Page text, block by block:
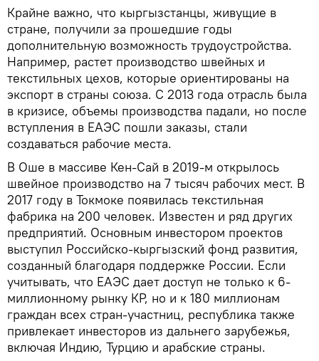
Крайне важно, что кыргызстанцы, живущие в
стране, получили за прошедшие годы
дополнительную возможность трудоустройства.
Например, растет производство швейных и
текстильных цехов, которые ориентированы на
экспорт в страны союза. С 2013 года отрасль была
в кризисе, объемы производства падали, но после
вступления в ЕАЭС пошли заказы, стали
создаваться рабочие места.
В Оше в массиве Кен-Сай в 2019-м открылось
швейное производство на 7 тысяч рабочих мест. В
2017 году в Токмоке появилась текстильная
фабрика на 200 человек. Известен и ряд других
предприятий. Основным инвестором проектов
выступил Российско-кыргызский фонд развития,
созданный благодаря поддержке России. Если
учитывать, что ЕАЭС дает доступ не только к 6-
миллионному рынку КР, но и к 180 миллионам
граждан всех стран-участниц, республика также
привлекает инвесторов из дальнего зарубежья,
включая Индию, Турцию и арабские страны.